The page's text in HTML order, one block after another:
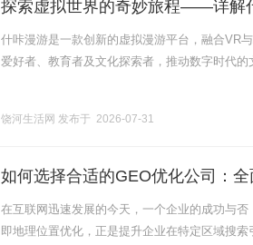
探索虚拟世界的奇妙旅程——详解
什咔漫游是一款创新的虚拟漫游平台，融合VR
爱好者、教育者及文化探索者，推动数字时代
饶河生活网 发布于 2026-07-31
如何选择合适的GEO优化公司：
在互联网迅速发展的今天，一个企业的成功与
即地理位置优化，正是提升企业在特定区域搜